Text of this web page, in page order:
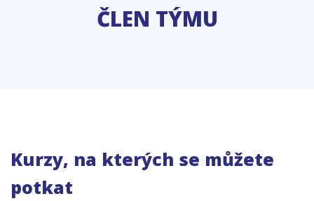
ČLEN TÝMU
Kurzy, na kterých se můžete
potkat